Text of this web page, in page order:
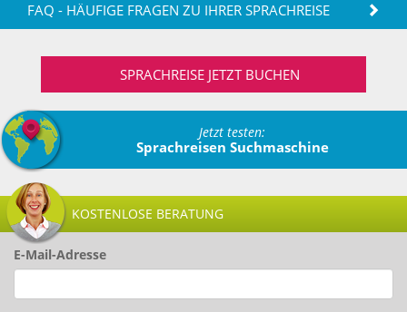
FAQ - HÄUFIGE FRAGEN ZU IHRER SPRACHREISE
SPRACHREISE JETZT BUCHEN
Jetzt testen:
Sprachreisen Suchmaschine
KOSTENLOSE BERATUNG
E-Mail-Adresse